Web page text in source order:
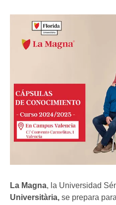
La Magna, la Universidad
Universitària, se prepara